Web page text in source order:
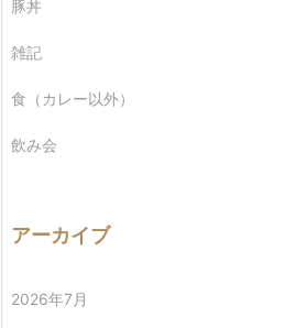
豚丼
雑記
食（カレー以外）
飲み会
アーカイブ
2026年7月